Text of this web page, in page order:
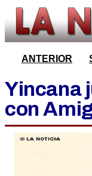
ANTERIOR
Yincana
con